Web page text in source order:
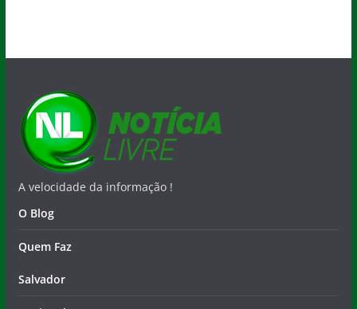
A velocidade da informação !
O Blog
Quem Faz
Salvador